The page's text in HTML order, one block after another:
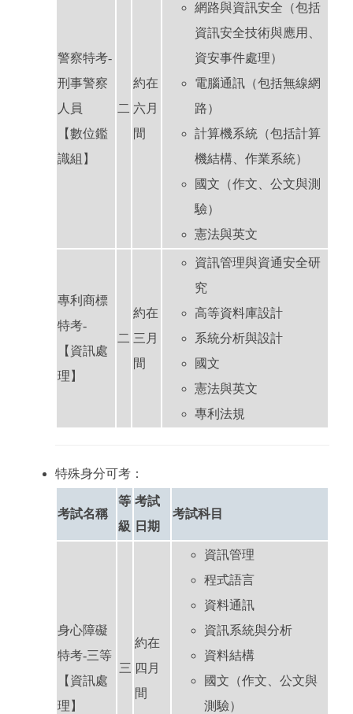
警察特考-
刑事警察
人員
【數位鑑
識組】
二
約在
六月
間
網路與資訊安全（包括
資訊安全技術與應用、
資安事件處理）
電腦通訊（包括無線網
路）
計算機系統（包括計算
機結構、作業系統）
國文（作文、公文與測
驗）
憲法與英文
專利商標
特考-
【資訊處
理】
二
約在
三月
間
資訊管理與資通安全研
究
高等資料庫設計
系統分析與設計
國文
憲法與英文
專利法規
特殊身分可考：
考試名稱
等
級
考試
日期
考試科目
身心障礙
特考-三等
【資訊處
理】
三
約在
四月
間
資訊管理
程式語言
資料通訊
資訊系統與分析
資料結構
國文（作文、公文與
測驗）